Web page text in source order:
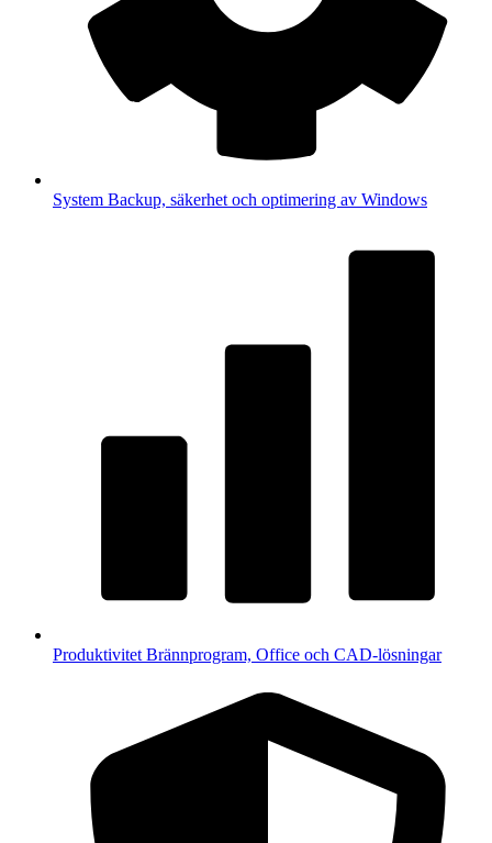
System Backup, säkerhet och optimering av Windows
Produktivitet Brännprogram, Office och CAD-lösningar